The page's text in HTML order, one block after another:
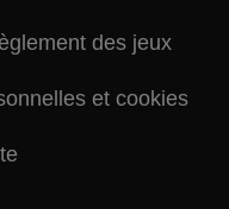
des jeux
et cookies